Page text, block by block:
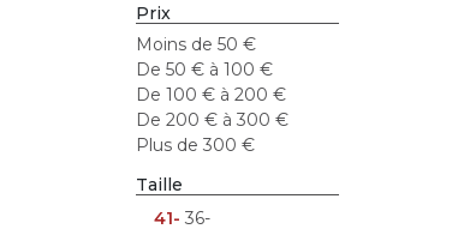
Prix
Moins de 50 €
De 50 € à 100 €
De 100 € à 200 €
De 200 € à 300 €
Plus de 300 €
Taille
41- 36-